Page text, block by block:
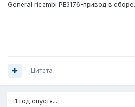
General ricambi PE3176-привод в сборе.
Цитата
1 год спустя...